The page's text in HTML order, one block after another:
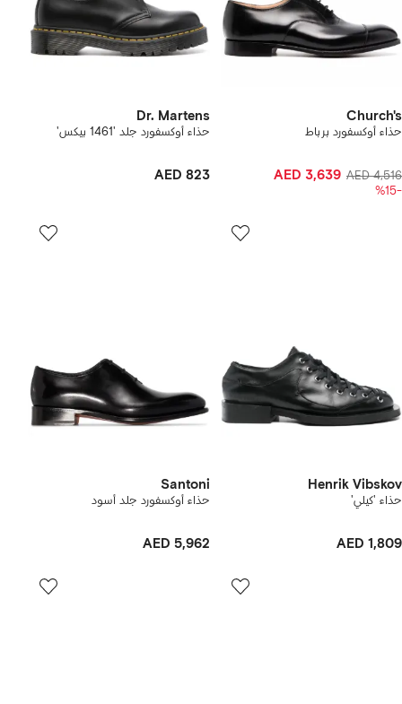
Church's
حذاء أوكسفورد برباط
AED 4,516
AED 3,639
-%15
Dr. Martens
حذاء أوكسفورد جلد '1461 بيكس'
AED 823
Henrik Vibskov
حذاء 'كيلي'
AED 1,809
Santoni
حذاء أوكسفورد جلد أسود
AED 5,962